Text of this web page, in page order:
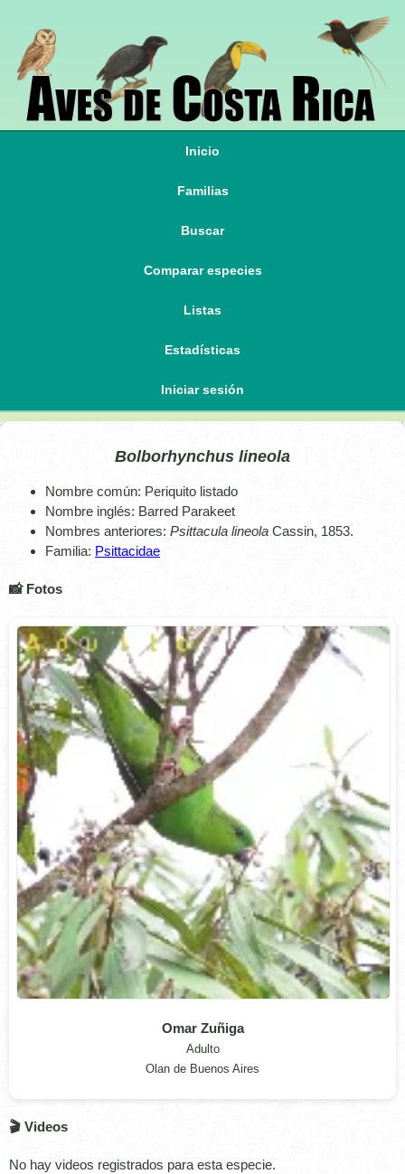
Inicio
Familias
Buscar
Comparar especies
Listas
Estadísticas
Iniciar sesión
Bolborhynchus lineola
Nombre común: Periquito listado
Nombre inglés: Barred Parakeet
Nombres anteriores: Psittacula lineola Cassin, 1853.
Familia: Psittacidae
📸 Fotos
Omar Zuñiga
Adulto
Olan de Buenos Aires
🎬 Videos
No hay videos registrados para esta especie.